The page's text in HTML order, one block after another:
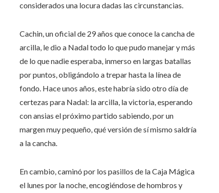
considerados una locura dadas las circunstancias.
Cachin, un oficial de 29 años que conoce la cancha de
arcilla, le dio a Nadal todo lo que pudo manejar y más
de lo que nadie esperaba, inmerso en largas batallas
por puntos, obligándolo a trepar hasta la línea de
fondo. Hace unos años, este habría sido otro día de
certezas para Nadal: la arcilla, la victoria, esperando
con ansias el próximo partido sabiendo, por un
margen muy pequeño, qué versión de sí mismo saldría
a la cancha.
En cambio, caminó por los pasillos de la Caja Mágica
el lunes por la noche, encogiéndose de hombros y